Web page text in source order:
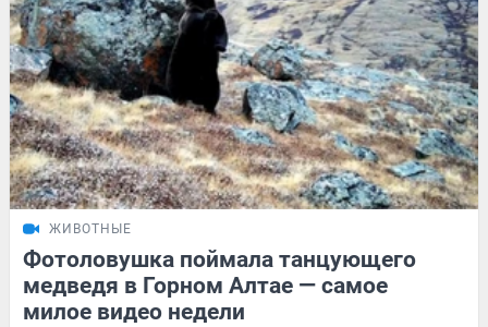
ЖИВОТНЫЕ
Фотоловушка поймала танцующего
медведя в Горном Алтае — самое
милое видео недели